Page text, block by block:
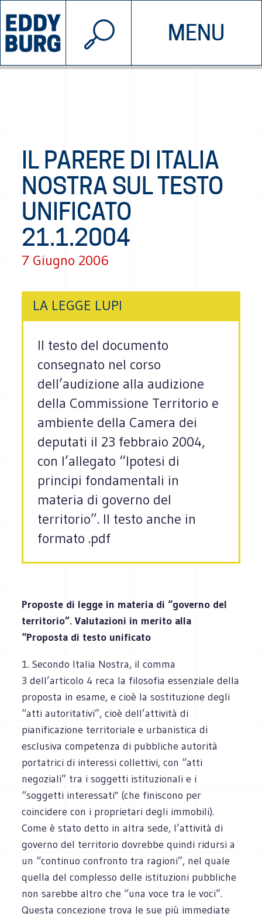
MENU
INIZIATIVE CHI SIAMO
© 2026 EDDYBURG
IL PARERE DI ITALIA
NOSTRA SUL TESTO
UNIFICATO
21.1.2004
7 Giugno 2006
LA LEGGE LUPI
Il testo del documento
consegnato nel corso
dell’audizione alla audizione
della Commissione Territorio e
ambiente della Camera dei
deputati il 23 febbraio 2004,
con l’allegato “Ipotesi di
principi fondamentali in
materia di governo del
territorio”. Il testo anche in
formato .pdf
Proposte di legge in materia di “governo del
territorio”. Valutazioni in merito alla
“Proposta di testo unificato
1. Secondo Italia Nostra, il comma
3 dell’articolo 4 reca la filosofia essenziale della
proposta in esame, e cioè la sostituzione degli
“atti autoritativi”, cioè dell’attività di
pianificazione territoriale e urbanistica di
esclusiva competenza di pubbliche autorità
portatrici di interessi collettivi, con “atti
negoziali” tra i soggetti istituzionali e i
“soggetti interessati" (che finiscono per
coincidere con i proprietari degli immobili).
Come è stato detto in altra sede, l’attività di
governo del territorio dovrebbe quindi ridursi a
un “continuo confronto tra ragioni”, nel quale
quella del complesso delle istituzioni pubbliche
non sarebbe altro che “una voce tra le voci”.
Questa concezione trova le sue più immediate